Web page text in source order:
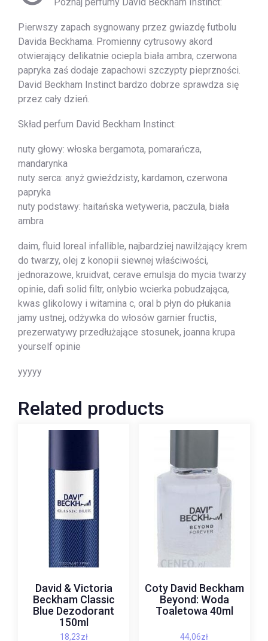
Poznaj perfumy David Beckham Instinct:
Pierwszy zapach sygnowany przez gwiazdę futbolu
Davida Beckhama. Promienny cytrusowy akord
otwierający delikatnie ociepla biała ambra, czerwona
papryka zaś dodaje zapachowi szczypty pieprzności.
David Beckham Instinct bardzo dobrze sprawdza się
przez cały dzień.
Skład perfum David Beckham Instinct:
nuty głowy: włoska bergamota, pomarańcza,
mandarynka
nuty serca: anyż gwieździsty, kardamon, czerwona
papryka
nuty podstawy: haitańska wetyweria, paczula, biała
ambra
daim, fluid loreal infallible, najbardziej nawilżający krem
do twarzy, olej z konopii siewnej właściwości,
jednorazowe, kruidvat, cerave emulsja do mycia twarzy
opinie, dafi solid filtr, onlybio wcierka pobudzająca,
kwas glikolowy i witamina c, oral b płyn do płukania
jamy ustnej, odżywka do włosów garnier fructis,
prezerwatywy przedłużające stosunek, joanna krupa
yourself opinie
yyyyy
Related products
David & Victoria
Beckham Classic
Blue Dezodorant
150ml
18,23zł
Coty David Beckham
Beyond: Woda
Toaletowa 40ml
44,06zł